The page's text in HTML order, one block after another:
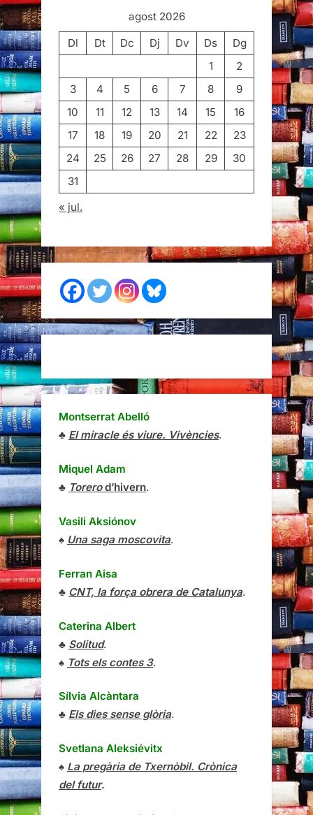
agost 2026
Dl
Dt Dc Dj Dv Ds
Dg
1
2
3
4 5 6 7 8
9
10
11 12 13 14 15
16
17
18 19 20 21 22
23
24
25 26 27 28 29
30
31
« jul.
Montserrat Abelló
♣ El miracle és viure. Vivències.
Miquel Adam
♣ Torerod’hivern.
Vasili Aksiónov
♠ Una saga moscovita.
Ferran Aisa
♣ CNT, la força obrera de Catalunya.
Caterina Albert
♣ Solitud.
♠ Tots els contes 3.
Sílvia Alcàntara
♣ Els dies sense glòria.
Svetlana Aleksiévitx
♠ La pregària de Txernòbil. Crònica
del futur.